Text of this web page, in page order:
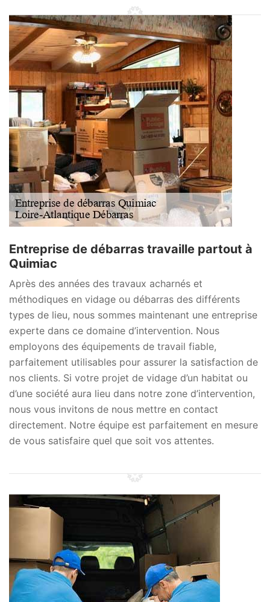
Entreprise de débarras travaille partout à
Quimiac
Après des années des travaux acharnés et
méthodiques en vidage ou débarras des différents
types de lieu, nous sommes maintenant une entreprise
experte dans ce domaine d’intervention. Nous
employons des équipements de travail fiable,
parfaitement utilisables pour assurer la satisfaction de
nos clients. Si votre projet de vidage d’un habitat ou
d’une société aura lieu dans notre zone d’intervention,
nous vous invitons de nous mettre en contact
directement. Notre équipe est parfaitement en mesure
de vous satisfaire quel que soit vos attentes.